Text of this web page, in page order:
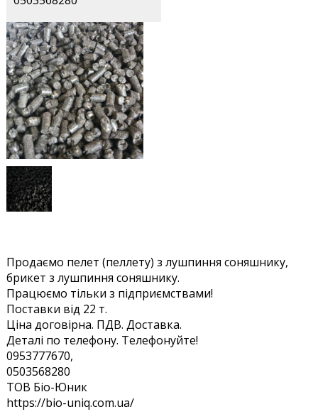
Продаємо пелет (пеллету) з лушпиння соняшнику,
брикет з лушпиння соняшнику.
Працюємо тільки з підприємствами!
Поставки від 22 т.
Ціна договірна. ПДВ. Доставка.
Деталі по телефону. Телефонуйте!
0953777670,
0503568280
ТОВ Біо-Юник
https://bio-uniq.com.ua/